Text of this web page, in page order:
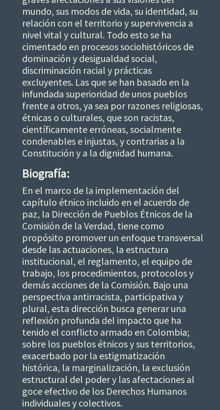
mundo, sus modos de vida, su identidad, su
relación con el territorio y supervivencia a
nivel vital y cultural. Todo esto se ha
cimentado en procesos sociohistóricos de
dominación y desigualdad social,
discriminación racial y prácticas
excluyentes. Las que se han basado en la
infundada superioridad de unos pueblos
frente a otros, ya sea por razones religiosas,
étnicas o culturales, que son racistas,
científicamente erróneas, socialmente
condenables e injustas, y contrarias a la
Constitución y a la dignidad humana.
Biografía:
En el marco de la implementación del
capítulo étnico incluido en el acuerdo de
paz, la Dirección de Pueblos Étnicos de la
Comisión de la Verdad, tiene como
propósito promover un enfoque transversal
desde las actuaciones, la estructura
institucional, el reglamento, el equipo de
trabajo, los procedimientos, protocolos y
demás acciones de la Comisión. Bajo una
perspectiva antirracista, participativa y
plural, esta dirección busca generar una
reflexión profunda del impacto que ha
tenido el conflicto armado en Colombia;
sobre los pueblos étnicos y sus territorios,
exacerbado por la estigmatización
histórica, la marginalización, la exclusión
estructural del poder y las afectaciones al
goce efectivo de los Derechos Humanos
individuales y colectivos.